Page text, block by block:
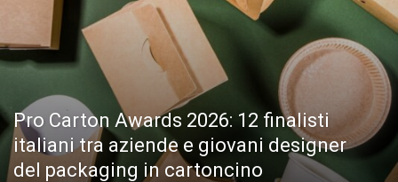
Pro Carton Awards 2026: 12 finalisti
italiani tra aziende e giovani designer
del packaging in cartoncino